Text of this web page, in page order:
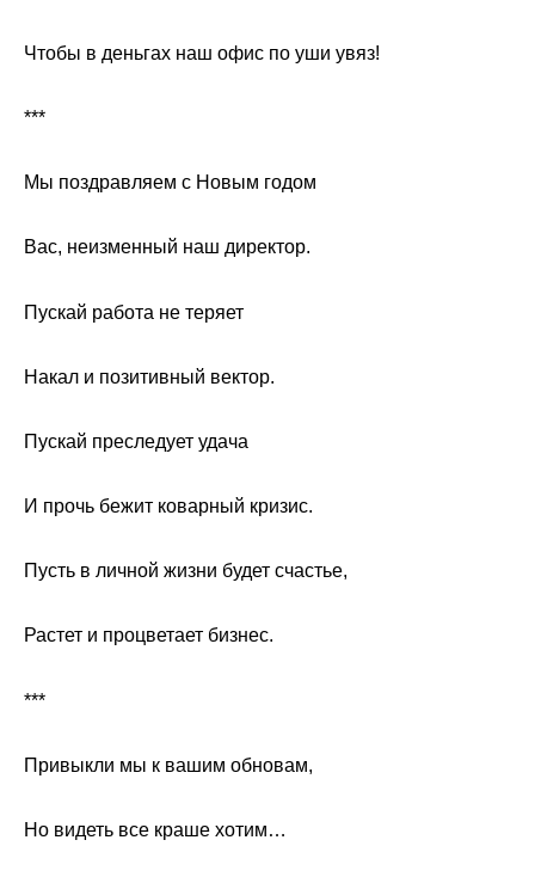
Чтобы в деньгах наш офис по уши увяз!
***
Мы поздравляем с Новым годом
Вас, неизменный наш директор.
Пускай работа не теряет
Накал и позитивный вектор.
Пускай преследует удача
И прочь бежит коварный кризис.
Пусть в личной жизни будет счастье,
Растет и процветает бизнес.
***
Привыкли мы к вашим обновам,
Но видеть все краше хотим…